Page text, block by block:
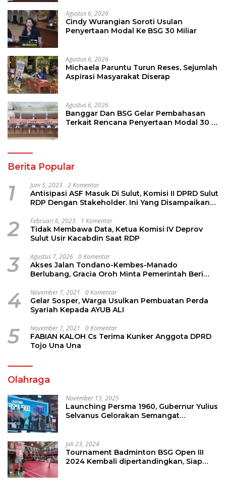
Agustus 6, 2026
Cindy Wurangian Soroti Usulan
Penyertaan Modal Ke BSG 30 Miliar
Agustus 6, 2026
Michaela Paruntu Turun Reses, Sejumlah
Aspirasi Masyarakat Diserap
Agustus 6, 2026
Banggar Dan BSG Gelar Pembahasan
Terkait Rencana Penyertaan Modal 30 M
Berita Popular
1 Juni 5, 2023 2 Komentar
Antisipasi ASF Masuk Di Sulut, Komisi II DPRD Sulut
RDP Dengan Stakeholder. Ini Yang Disampaikan
2 Februari 6, 2023 1 Komentar
Tidak Membawa Data, Ketua Komisi IV Deprov
Sulut Usir Kacabdin Saat RDP
3 Agustus 7, 2026 0 Komentar
Akses Jalan Tondano-Kembes-Manado
Berlubang, Gracia Oroh Minta Pemerintah Beri
4 November 7, 2021 0 Komentar
Gelar Sosper, Warga Usulkan Pembuatan Perda
Syariah Kepada AYUB ALI
5 November 7, 2021 0 Komentar
FABIAN KALOH Cs Terima Kunker Anggota DPRD
Tojo Una Una
Olahraga
November 13, 2025
Launching Persma 1960, Gubernur Yulius
Selvanus Gelorakan Semangat
Juli 23, 2024
Tournament Badminton BSG Open III
2024 Kembali dipertandingkan, Siap